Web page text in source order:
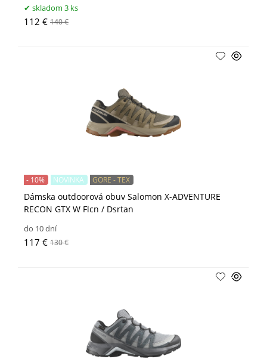
skladom 3 ks
112 € 140 €
Dámska outdoorová obuv Salomon X-ADVENTURE
RECON GTX W Flcn / Dsrtan
- 10% NOVINKA GORE - TEX
do 10 dní
117 € 130 €